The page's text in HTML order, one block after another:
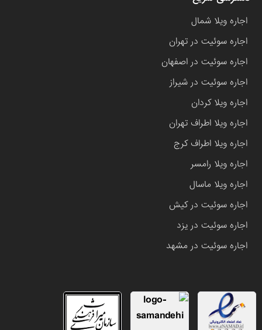
اجاره ویلا شمال
اجاره سوئیت در تهران
اجاره سوئیت در اصفهان
اجاره سوئیت در شیراز
اجاره ویلا کردان
اجاره ویلا اطراف تهران
اجاره ویلا اطراف کرج
اجاره ویلا رامسر
اجاره ویلا ماسال
اجاره سوئیت در کیش
اجاره سوئیت در یزد
اجاره سوئیت در مشهد